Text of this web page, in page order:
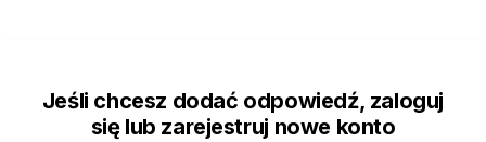
Jeśli chcesz dodać odpowiedź, zaloguj
się lub zarejestruj nowe konto